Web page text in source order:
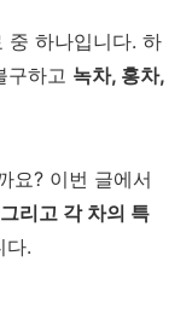
중 하나입니다. 하
구하고 녹차, 홍차,
요? 이번 글에서
리고 각 차의 특
다.